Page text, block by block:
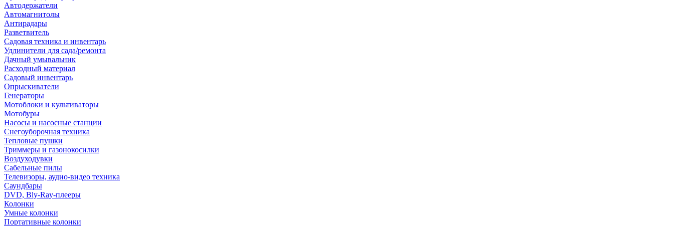
Автодержатели
Автомагнитолы
Антирадары
Разветвитель
Садовая техника и инвентарь
Удлинители для сада/ремонта
Дачный умывальник
Расходный материал
Садовый инвентарь
Опрыскиватели
Генераторы
Мотоблоки и культиваторы
Мотобуры
Насосы и насосные станции
Снегоуборочная техника
Тепловые пушки
Триммеры и газонокосилки
Воздуходувки
Сабельные пилы
Телевизоры, аудио-видео техника
Саундбары
DVD, Bly-Ray-плееры
Колонки
Умные колонки
Портативные колонки